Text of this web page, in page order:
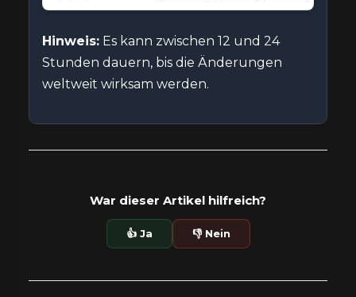
Hinweis: Es kann zwischen 12 und 24
Stunden dauern, bis die Änderungen
weltweit wirksam werden.
War dieser Artikel hilfreich?
👍 Ja 👎 Nein